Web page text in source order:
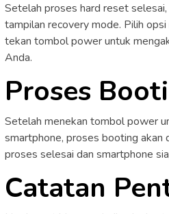
Setelah proses hard reset
tampilan recovery mode. Pilih
tekan tombol power untuk
Anda.
Proses
Setelah menekan tombol power
smartphone, proses booting akan
proses selesai dan smartphone
Catatan